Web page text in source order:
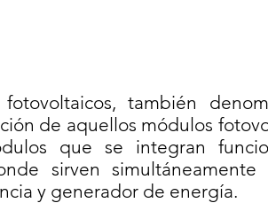
también
de aquellos módulos
que se integran
sirven simultáneamente
y generador de energía.